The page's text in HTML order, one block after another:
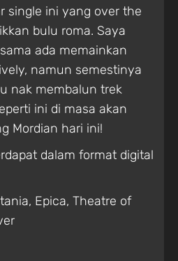
single ini yang over the
bulu roma. Saya
ada memainkan
namun semestinya
nak membalun trek
ini di masa akan
Mordian hari ini!
dalam format digital
Epica, Theatre of